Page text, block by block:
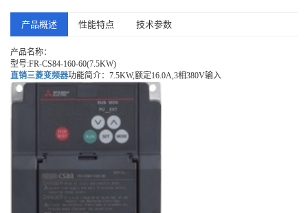
产品概述 性能特点 技术参数
产品名称：
型号:FR-CS84-160-60(7.5KW)
直销三菱变频器功能简介：7.5KW,额定16.0A,3相380V输入